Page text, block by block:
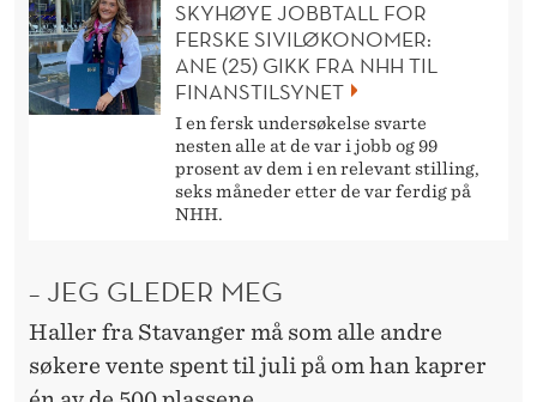
SKYHØYE JOBBTALL FOR
FERSKE SIVILØKONOMER:
ANE (25) GIKK FRA NHH TIL
FINANSTILSYNET
I en fersk undersøkelse svarte
nesten alle at de var i jobb og 99
prosent av dem i en relevant stilling,
seks måneder etter de var ferdig på
NHH.
– JEG GLEDER MEG
Haller fra Stavanger må som alle andre
søkere vente spent til juli på om han kaprer